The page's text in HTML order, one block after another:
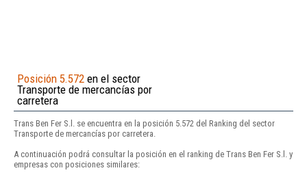
Posición 5.572 en el sector
Transporte de mercancías por
carretera
Trans Ben Fer S.l. se encuentra en la posición 5.572 del Ranking del sector
Transporte de mercancías por carretera.
A continuación podrá consultar la posición en el ranking de Trans Ben Fer S.l. y
empresas con posiciones similares: